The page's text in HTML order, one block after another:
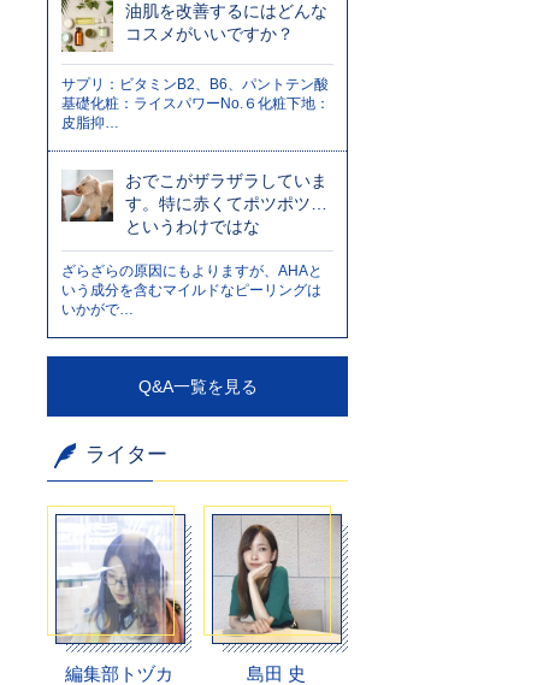
油肌を改善するにはどんな
コスメがいいですか？
サプリ：ビタミンB2、B6、パントテン酸
基礎化粧：ライスパワーNo.６化粧下地：
皮脂抑…
おでこがザラザラしていま
す。特に赤くてポツポツ…
というわけではな
ざらざらの原因にもよりますが、AHAと
いう成分を含むマイルドなピーリングは
いかがで…
Q&A一覧を見る
ライター
編集部トヅカ 島田 史